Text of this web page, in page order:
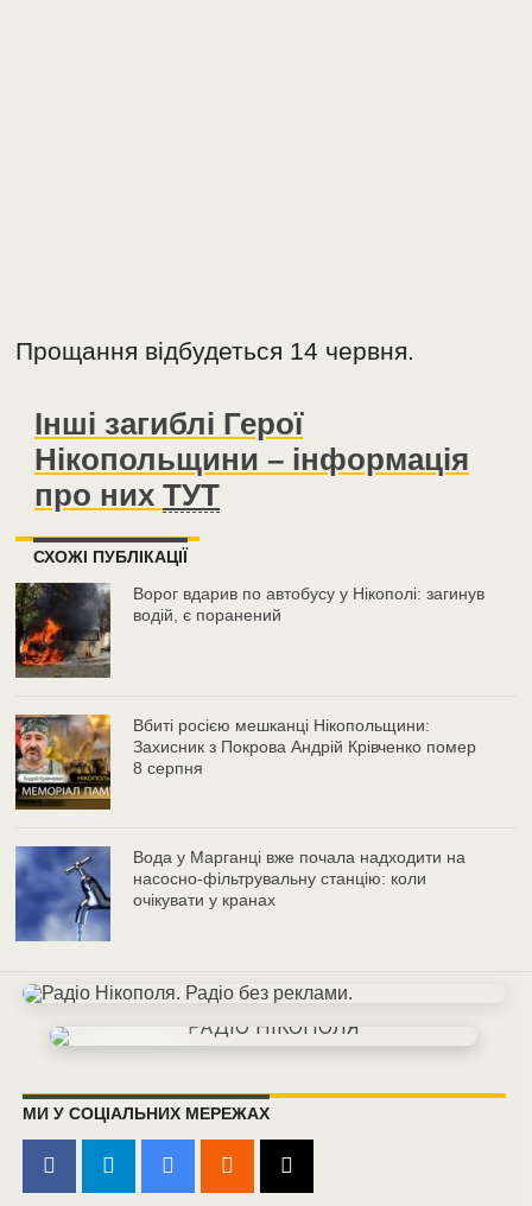
Прощання відбудеться 14 червня.
Інші загиблі Герої
Нікопольщини – інформація
про нихТУТ
СХОЖІ ПУБЛІКАЦІЇ
Ворог вдарив по автобусу у Нікополі: загинув
водій, є поранений
Вбиті росією мешканці Нікопольщини:
Захисник з Покрова Андрій Крівченко помер
8 серпня
Вода у Марганці вже почала надходити на
насосно-фільтрувальну станцію: коли
очікувати у кранах
МИ У СОЦІАЛЬНИХ МЕРЕЖАХ